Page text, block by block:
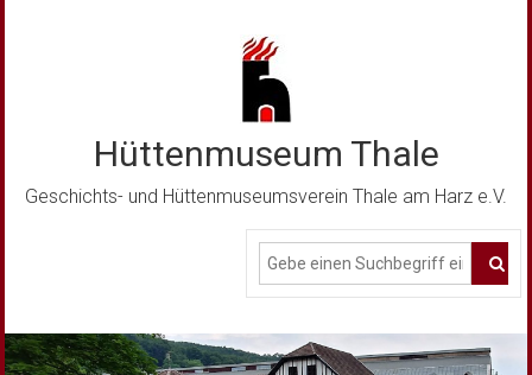
Hüttenmuseum Thale
Geschichts- und Hüttenmuseumsverein Thale am Harz e.V.